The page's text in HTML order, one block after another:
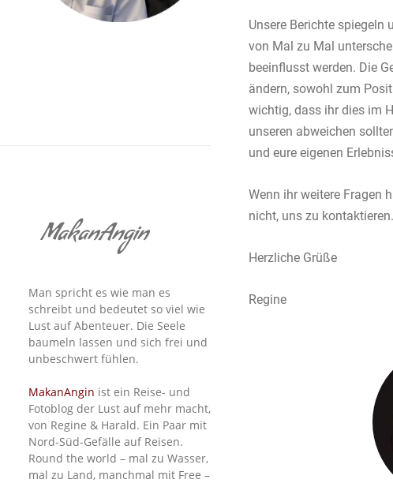
MakanAngin
Man spricht es wie man es
schreibt und bedeutet so viel wie
Lust auf Abenteuer. Die Seele
baumeln lassen und sich frei und
unbeschwert fühlen.
MakanAngin ist ein Reise- und
Fotoblog der Lust auf mehr macht,
von Regine & Harald. Ein Paar mit
Nord-Süd-Gefälle auf Reisen.
Round the world – mal zu Wasser,
mal zu Land, manchmal mit Free –
Unsere Berichte spiegeln
von Mal zu Mal
beeinflusst werden. Die
ändern, sowohl zum
wichtig, dass ihr dies im
unseren abweichen
und eure eigenen
Wenn ihr weitere Fragen
nicht, uns zu kontaktieren.
Herzliche Grüße
Regine